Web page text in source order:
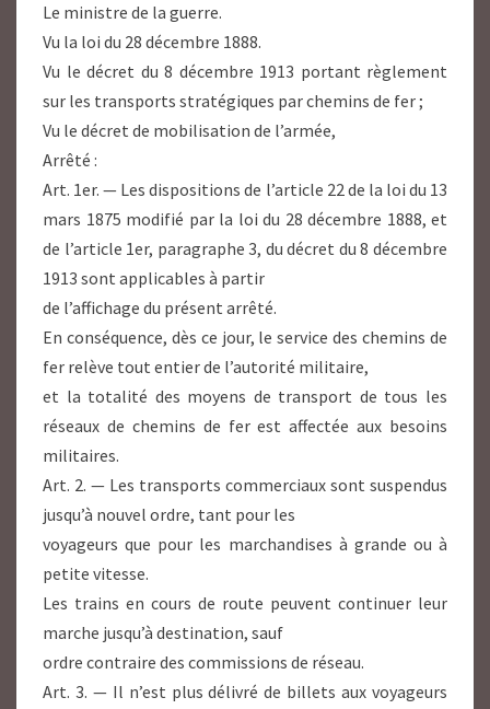
Le ministre de la guerre.
Vu la loi du 28 décembre 1888.
Vu le décret du 8 décembre 1913 portant règlement
sur les transports stratégiques par chemins de fer ;
Vu le décret de mobilisation de l’armée,
Arrêté :
Art. 1er. — Les dispositions de l’article 22 de la loi du 13
mars 1875 modifié par la loi du 28 décembre 1888, et
de l’article 1er, paragraphe 3, du décret du 8 décembre
1913 sont applicables à partir
de l’affichage du présent arrêté.
En conséquence, dès ce jour, le service des chemins de
fer relève tout entier de l’autorité militaire,
et la totalité des moyens de transport de tous les
réseaux de chemins de fer est affectée aux besoins
militaires.
Art. 2. — Les transports commerciaux sont suspendus
jusqu’à nouvel ordre, tant pour les
voyageurs que pour les marchandises à grande ou à
petite vitesse.
Les trains en cours de route peuvent continuer leur
marche jusqu’à destination, sauf
ordre contraire des commissions de réseau.
Art. 3. — Il n’est plus délivré de billets aux voyageurs